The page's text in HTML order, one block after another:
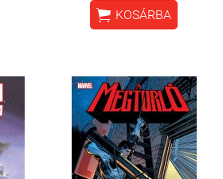
 KOSÁRBA